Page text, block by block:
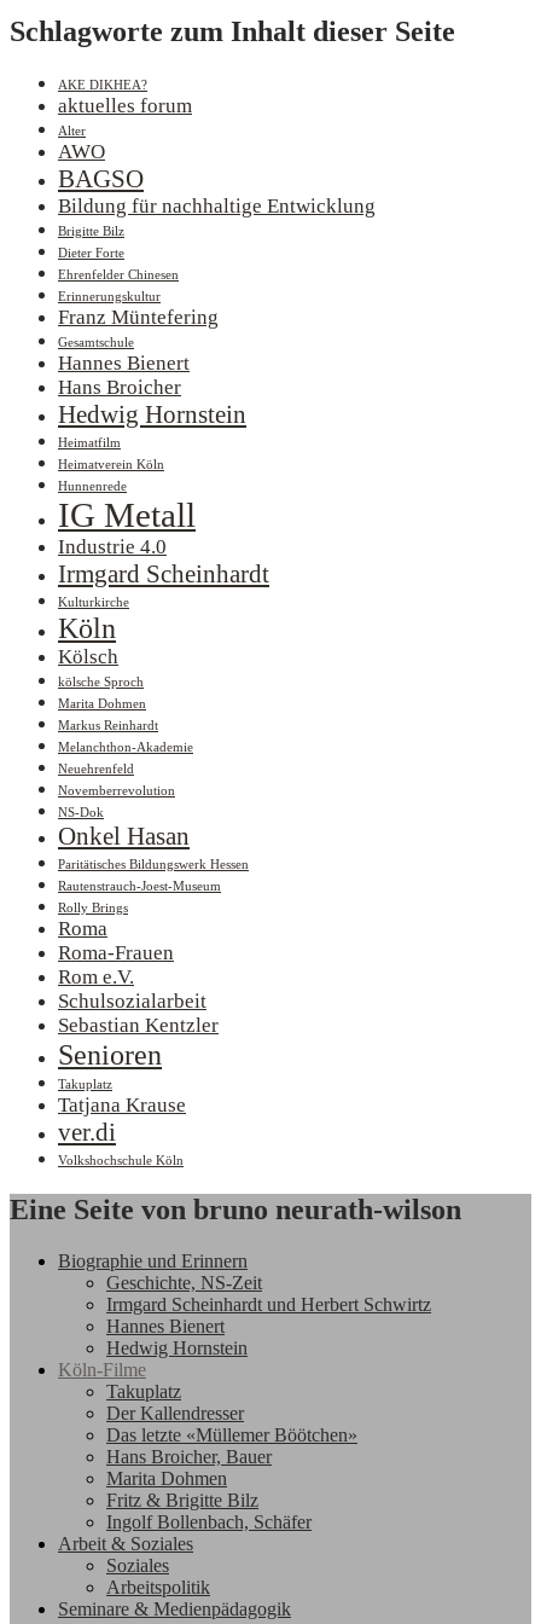
Schlagworte zum Inhalt dieser Seite
AKE DIKHEA?
aktuelles forum
Alter
AWO
BAGSO
Bildung für nachhaltige Entwicklung
Brigitte Bilz
Dieter Forte
Ehrenfelder Chinesen
Erinnerungskultur
Franz Müntefering
Gesamtschule
Hannes Bienert
Hans Broicher
Hedwig Hornstein
Heimatfilm
Heimatverein Köln
Hunnenrede
IG Metall
Industrie 4.0
Irmgard Scheinhardt
Kulturkirche
Köln
Kölsch
kölsche Sproch
Marita Dohmen
Markus Reinhardt
Melanchthon-Akademie
Neuehrenfeld
Novemberrevolution
NS-Dok
Onkel Hasan
Paritätisches Bildungswerk Hessen
Rautenstrauch-Joest-Museum
Rolly Brings
Roma
Roma-Frauen
Rom e.V.
Schulsozialarbeit
Sebastian Kentzler
Senioren
Takuplatz
Tatjana Krause
ver.di
Volkshochschule Köln
Eine Seite von bruno neurath-wilson
Biographie und Erinnern
Geschichte, NS-Zeit
Irmgard Scheinhardt und Herbert Schwirtz
Hannes Bienert
Hedwig Hornstein
Köln-Filme
Takuplatz
Der Kallendresser
Das letzte «Müllemer Böötchen»
Hans Broicher, Bauer
Marita Dohmen
Fritz & Brigitte Bilz
Ingolf Bollenbach, Schäfer
Arbeit & Soziales
Soziales
Arbeitspolitik
Seminare & Medienpädagogik